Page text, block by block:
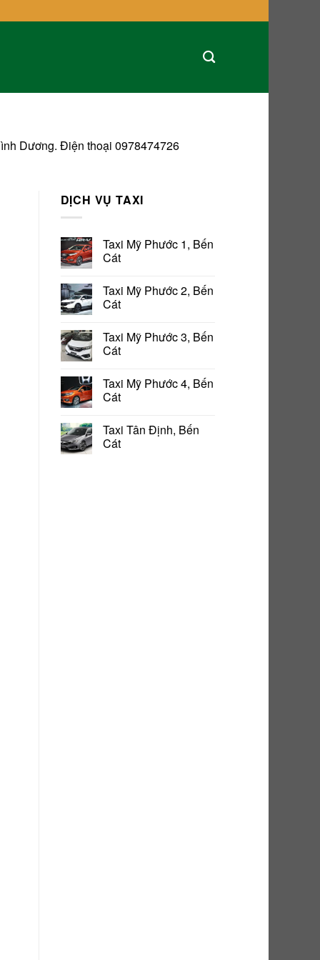
Dương. Điện thoại 0978474726
DỊCH VỤ TAXI
Taxi Mỹ Phước 1, Bến
Cát
Taxi Mỹ Phước 2, Bến
Cát
Taxi Mỹ Phước 3, Bến
Cát
Taxi Mỹ Phước 4, Bến
Cát
Taxi Tân Định, Bến
Cát